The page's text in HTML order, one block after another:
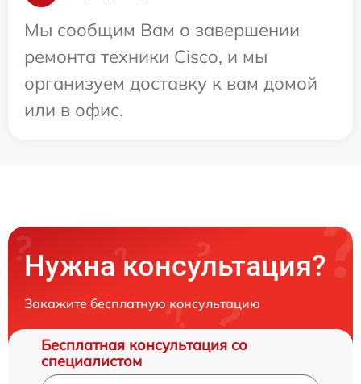
Мы сообщим Вам о завершении
ремонта техники Cisco, и мы
организуем доставку к вам домой
или в офис.
Нужна консультация?
Закажите бесплатную консультацию
Бесплатная консультация со
специалистом